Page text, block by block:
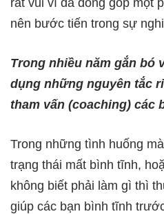
nên bước tiến trong sự
Trong nhiều năm gắn bó
dụng những nguyên tắc
tham vấn (coaching) các
Trong những tình huống
trạng thái mất bình tĩnh,
không biết phải làm gì thì
giúp các bạn bình tĩnh